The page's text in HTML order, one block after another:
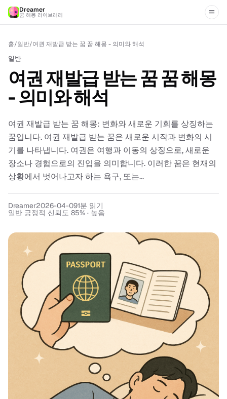
Dreamer
꿈 해몽 라이브러리
홈/일반/여권 재발급 받는 꿈 꿈 해몽 - 의미와 해석
일반
여권 재발급 받는 꿈 꿈 해몽
- 의미와 해석
여권 재발급 받는 꿈 해몽: 변화와 새로운 기회를 상징하는
꿈입니다. 여권 재발급 받는 꿈은 새로운 시작과 변화의 시
기를 나타냅니다. 여권은 여행과 이동의 상징으로, 새로운
장소나 경험으로의 진입을 의미합니다. 이러한 꿈은 현재의
상황에서 벗어나고자 하는 욕구, 또는...
Dreamer2026-04-091분 읽기
일반 긍정적 신뢰도 85% · 높음